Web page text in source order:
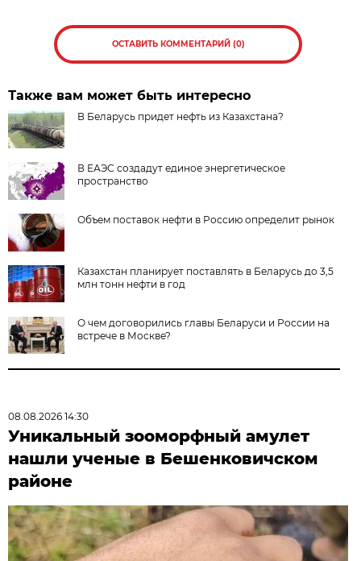
ОСТАВИТЬ КОММЕНТАРИЙ (0)
Также вам может быть интересно
В Беларусь придет нефть из Казахстана?
В ЕАЭС создадут единое энергетическое
пространство
Объем поставок нефти в Россию определит рынок
Казахстан планирует поставлять в Беларусь до 3,5
млн тонн нефти в год
О чем договорились главы Беларуси и России на
встрече в Москве?
08.08.2026 14:30
Уникальный зооморфный амулет
нашли ученые в Бешенковичском
районе